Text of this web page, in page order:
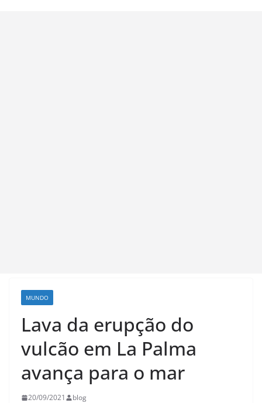
MUNDO
Lava da erupção do
vulcão em La Palma
avança para o mar
20/09/2021 blog